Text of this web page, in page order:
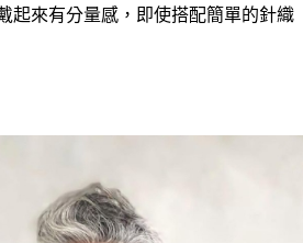
起來有分量感，即使搭配簡單的針織